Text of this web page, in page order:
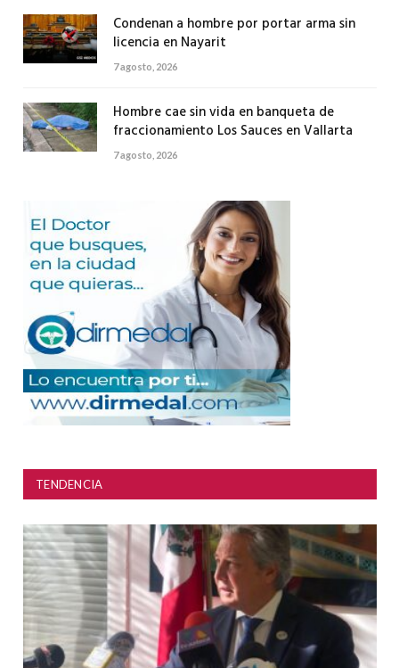
Condenan a hombre por portar arma sin
licencia en Nayarit
7 agosto, 2026
Hombre cae sin vida en banqueta de
fraccionamiento Los Sauces en Vallarta
7 agosto, 2026
TENDENCIA